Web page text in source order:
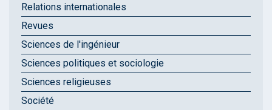
Relations internationales
Revues
Sciences de l'ingénieur
Sciences politiques et sociologie
Sciences religieuses
Société